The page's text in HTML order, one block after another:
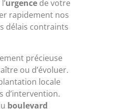
urgence de votre
rapidement nos
délais contraints
précieuse
ou d’évoluer.
locale
d’intervention.
boulevard